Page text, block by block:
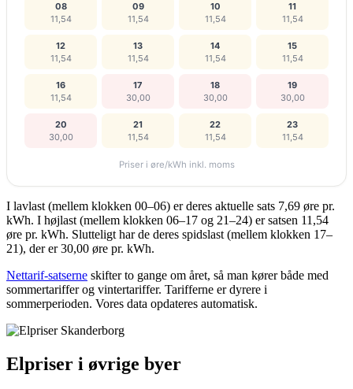
08
11,54
09
11,54
10
11,54
11
11,54
12
11,54
13
11,54
14
11,54
15
11,54
16
11,54
17
30,00
18
30,00
19
30,00
20
30,00
21
11,54
22
11,54
23
11,54
Priser i øre/kWh inkl. moms
I lavlast (mellem klokken 00–06) er deres aktuelle sats 7,69 øre pr.
kWh. I højlast (mellem klokken 06–17 og 21–24) er satsen 11,54
øre pr. kWh. Slutteligt har de deres spidslast (mellem klokken 17–
21), der er 30,00 øre pr. kWh.
Nettarif-satserne skifter to gange om året, så man kører både med
sommertariffer og vintertariffer. Tarifferne er dyrere i
sommerperioden. Vores data opdateres automatisk.
Elpriser i øvrige byer